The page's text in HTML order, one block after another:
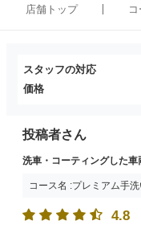
店舗トップ コ
スタッフの対応
価格
投稿者さん
洗車・コーティングした
コース名 :プレミアム手洗
4.8